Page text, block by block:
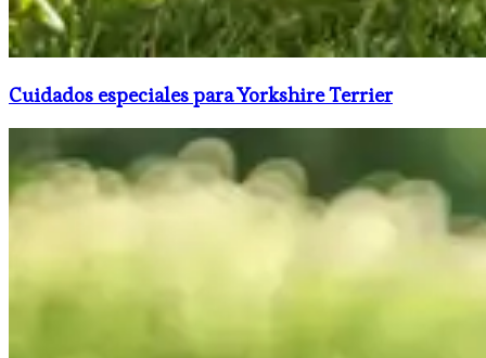
Cuidados especiales para Yorkshire Terrier